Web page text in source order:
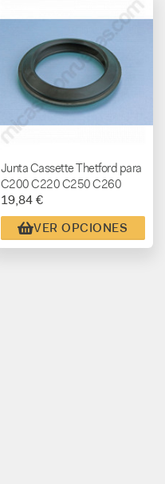
Junta Cassette Thetford para
C200 C220 C250 C260
C400 y C2/C3/C4
19,84 €
VER OPCIONES